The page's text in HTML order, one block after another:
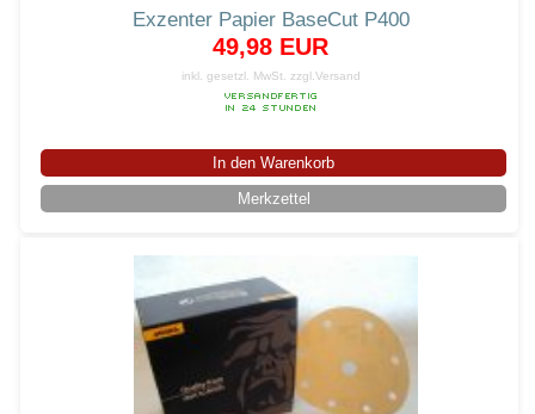
Exzenter Papier BaseCut P400
49,98 EUR
inkl. gesetzl. MwSt. zzgl.Versand
In den Warenkorb
Merkzettel